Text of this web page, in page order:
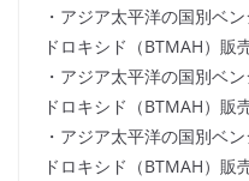
・アジア太平洋の国別ベ
ドロキシド（BTMAH）販
・アジア太平洋の国別ベ
ドロキシド（BTMAH）販
・アジア太平洋の国別ベ
ドロキシド（BTMAH）販